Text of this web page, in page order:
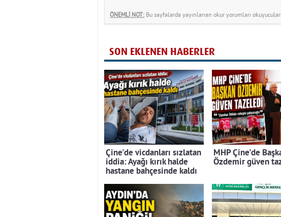
ÖNEMLİ NOT: Bu sayfalarda yayınlanan okur yorumları
SON EKLENEN HABERLER
Çine'de vicdanları sızlatan
iddia: Ayağı kırık halde
hastane bahçesinde kaldı
MHP Çine'de
Özdemir güven